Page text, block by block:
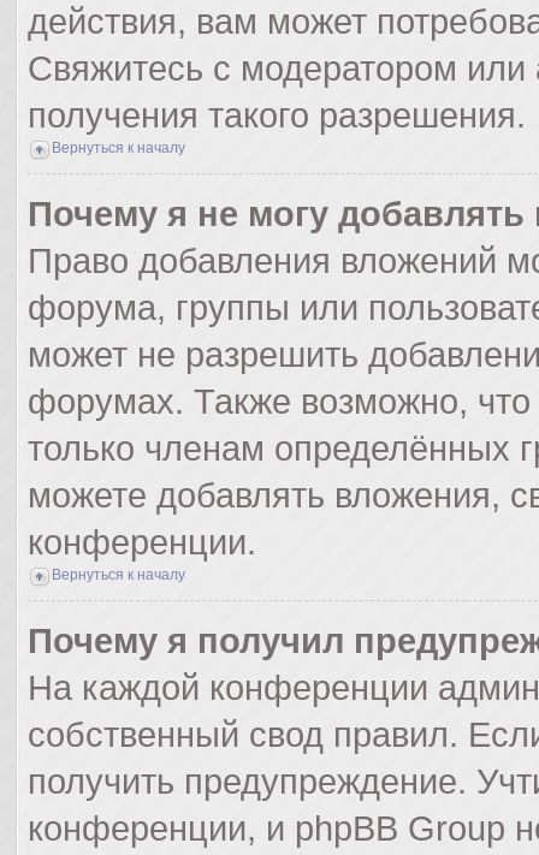
действия, вам может
Свяжитесь с модератором
получения такого разрешения.
Вернуться к началу
Почему я не могу
Право добавления вложений
форума, группы или
может не разрешить
форумах. Также возможно,
только членам определённых
можете добавлять вложения,
конференции.
Вернуться к началу
Почему я получил
На каждой конференции
собственный свод правил.
получить предупреждение.
конференции, и phpBB Group